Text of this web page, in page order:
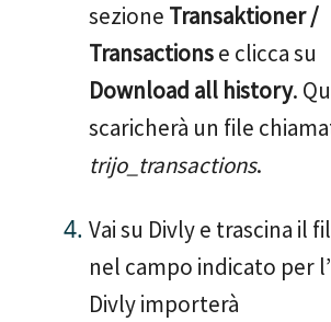
sezione Transaktioner /
Transactionse clicca su
Download all history.
scaricherà un file
trijo_transactions.
Vai su Divly e trascina il
nel campo indicato per l’
Divly importerà